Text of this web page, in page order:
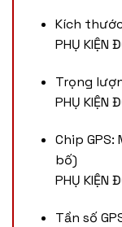
Kích
PHỤ KIỆN
Trọng
PHỤ KIỆN
Chip
bố)
PHỤ KIỆN
Tần số